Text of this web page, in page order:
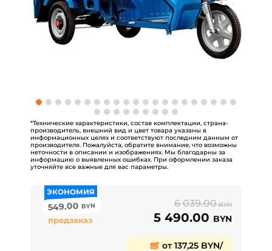
*Технические характеристики, состав комплектации, страна-
производитель, внешний вид и цвет товара указаны в
информационных целях и соответствуют последним данным от
производителя. Пожалуйста, обратите внимание, что возможны
неточности в описании и изображениях. Мы благодарны за
информацию о выявленных ошибках. При оформлении заказа
уточняйте все важные для вас параметры.
ЭКОНОМИЯ
549.00BYN
предзаказ
6 039.00BYN
5 490.00 BYN
от 137,25 BYN/